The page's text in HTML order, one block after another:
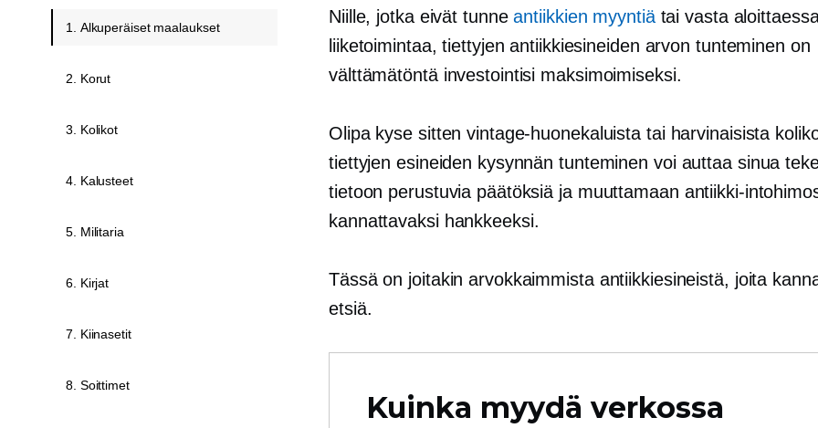
Niille, jotka eivät tunneantiikkien myyntiätai vasta
liiketoimintaa, tiettyjen antiikkiesineiden arvon tunteminen on
välttämätöntä investointisi maksimoimiseksi.
Olipa kyse sitten vintage-huonekaluista tai harvinaisista
tiettyjen esineiden kysynnän tunteminen voi auttaa sinua
tietoon perustuvia päätöksiä ja muuttamaan antiikki-
kannattavaksi hankkeeksi.
Tässä on joitakin arvokkaimmista antiikkiesineistä, joita
etsiä.
Kuinka myydä verkossa
1. Alkuperäiset maalaukset
2. Korut
3. Kolikot
4. Kalusteet
5. Militaria
6. Kirjat
7. Kiinasetit
8. Soittimet